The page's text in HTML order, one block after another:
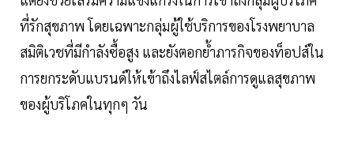
ที่รักสุขภาพ โดยเฉพาะกลุ่มผู้ใช้บริการของโรงพยาบาล
สมิติเวชที่มีกำลังซื้อสูง และยังตอกย้ำภารกิจของท็อปส์ใน
การยกระดับแบรนด์ให้เข้าถึงไลฟ์สไตล์การดูแลสุขภาพ
ของผู้บริโภคในทุกๆ วัน